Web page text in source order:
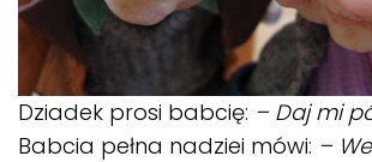
Dziadek prosi babcię: – Daj mi
Babcia pełna nadziei mówi: –